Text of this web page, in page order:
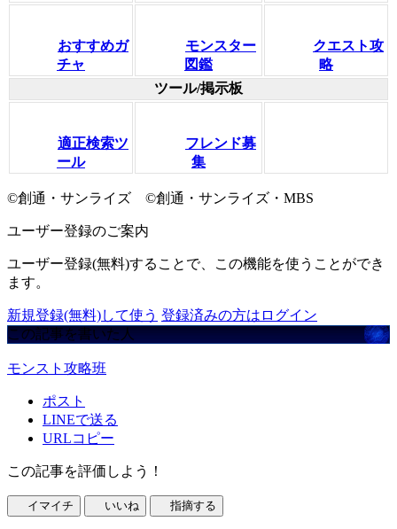
おすすめガ
チャ
モンスター
図鑑
クエスト攻
略
ツール/掲示板
適正検索ツ
ール
フレンド募
集
©創通・サンライズ ©創通・サンライズ・MBS
ユーザー登録のご案内
ユーザー登録(無料)することで、この機能を使うことができ
ます。
新規登録(無料)して使う 登録済みの方はログイン
この記事を書いた人
モンスト攻略班
ポスト
LINEで送る
URLコピー
この記事を評価しよう！
イマイチ いいね 指摘する